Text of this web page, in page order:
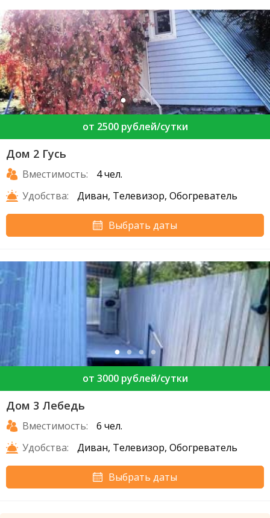
от 2500 рублей/сутки
Дом 2 Гусь
Вместимость:
4 чел.
Удобства:
Диван, Телевизор, Обогреватель
Выбрать даты
от 3000 рублей/сутки
Дом 3 Лебедь
Вместимость:
6 чел.
Удобства:
Диван, Телевизор, Обогреватель
Выбрать даты